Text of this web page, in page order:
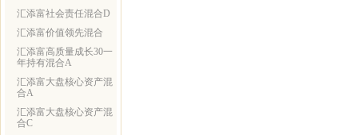
汇添富社会责任混合D
汇添富价值领先混合
汇添富高质量成长30一
年持有混合A
汇添富大盘核心资产混
合A
汇添富大盘核心资产混
合C